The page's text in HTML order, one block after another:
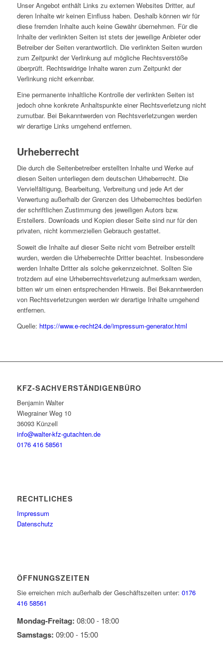
Unser Angebot enthält Links zu externen Websites Dritter, auf
deren Inhalte wir keinen Einfluss haben. Deshalb können wir für
diese fremden Inhalte auch keine Gewähr übernehmen. Für die
Inhalte der verlinkten Seiten ist stets der jeweilige Anbieter oder
Betreiber der Seiten verantwortlich. Die verlinkten Seiten wurden
zum Zeitpunkt der Verlinkung auf mögliche Rechtsverstöße
überprüft. Rechtswidrige Inhalte waren zum Zeitpunkt der
Verlinkung nicht erkennbar.
Eine permanente inhaltliche Kontrolle der verlinkten Seiten ist
jedoch ohne konkrete Anhaltspunkte einer Rechtsverletzung nicht
zumutbar. Bei Bekanntwerden von Rechtsverletzungen werden
wir derartige Links umgehend entfernen.
Urheberrecht
Die durch die Seitenbetreiber erstellten Inhalte und Werke auf
diesen Seiten unterliegen dem deutschen Urheberrecht. Die
Vervielfältigung, Bearbeitung, Verbreitung und jede Art der
Verwertung außerhalb der Grenzen des Urheberrechtes bedürfen
der schriftlichen Zustimmung des jeweiligen Autors bzw.
Erstellers. Downloads und Kopien dieser Seite sind nur für den
privaten, nicht kommerziellen Gebrauch gestattet.
Soweit die Inhalte auf dieser Seite nicht vom Betreiber erstellt
wurden, werden die Urheberrechte Dritter beachtet. Insbesondere
werden Inhalte Dritter als solche gekennzeichnet. Sollten Sie
trotzdem auf eine Urheberrechtsverletzung aufmerksam werden,
bitten wir um einen entsprechenden Hinweis. Bei Bekanntwerden
von Rechtsverletzungen werden wir derartige Inhalte umgehend
entfernen.
Quelle: https://www.e-recht24.de/impressum-generator.html
KFZ-SACHVERSTÄNDIGENBÜRO
Benjamin Walter
Wiegrainer Weg 10
36093 Künzell
info@walter-kfz-gutachten.de
0176 416 58561
RECHTLICHES
Impressum
Datenschutz
ÖFFNUNGSZEITEN
Sie erreichen mich außerhalb der Geschäftszeiten unter: 0176
416 58561
Mondag-Freitag: 08:00 - 18:00
Samstags: 09:00 - 15:00